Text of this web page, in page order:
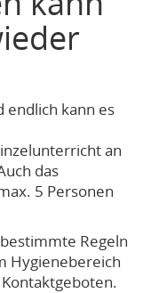
endlich kann es
an
das
5 Personen
Regeln
Hygienebereich